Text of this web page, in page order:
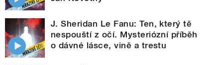
J. Sheridan Le Fanu: Ten, který tě
nespouští z očí. Mysteriózní příběh
o dávné lásce, vině a trestu